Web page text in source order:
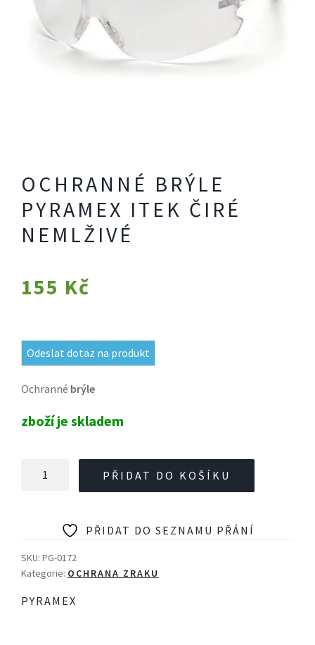
OCHRANNÉ BRÝLE
PYRAMEX ITEK ČIRÉ
NEMLŽIVÉ
155 Kč
Odeslat dotaz na produkt
Ochranné brýle
zboží je skladem
nemlživé
množství
PŘIDAT DO KOŠÍKU
PŘIDAT DO SEZNAMU PŘÁNÍ
SKU: PG-0172
Kategorie: OCHRANA ZRAKU
PYRAMEX